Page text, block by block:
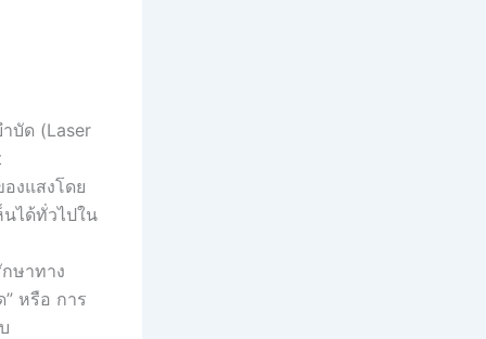
บัด (Laser
งแสงโดย
ได้ทั่วไปใน
ษาทาง
หรือ การ